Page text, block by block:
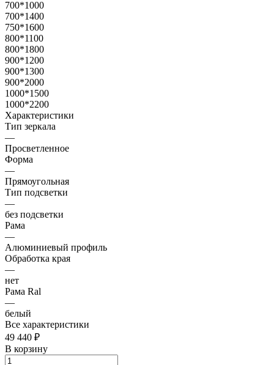
700*1000
700*1400
750*1600
800*1100
800*1800
900*1200
900*1300
900*2000
1000*1500
1000*2200
Характеристики
Тип зеркала
—
Просветленное
Форма
—
Прямоугольная
Тип подсветки
—
без подсветки
Рама
—
Алюминиевый профиль
Обработка края
—
нет
Рама Ral
—
белый
Все характеристики
49 440 ₽
В корзину